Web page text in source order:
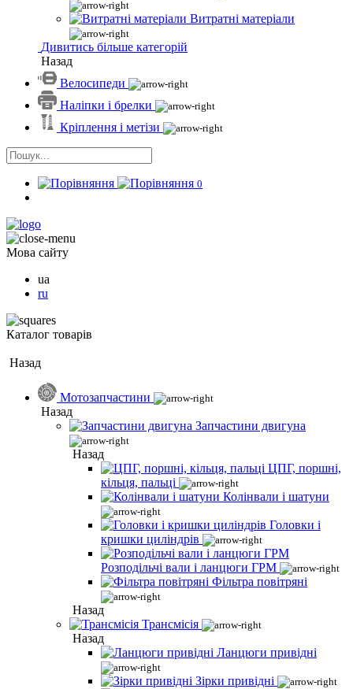
Витратні матеріали
Дивитись більше категорій
Назад
Велосипеди
Наліпки і брелки
Кріплення і метізи
0
Мова сайту
ua
ru
Каталог товарів
Назад
Мотозапчастини
Назад
Запчастини двигуна
Назад
ЦПГ, поршні,
кільця, пальці
Колінвали і шатуни
Головки і
кришки циліндрів
Розподільчі вали і ланцюги ГРМ
Фільтра повітряні
Назад
Трансмісія
Назад
Ланцюги привідні
Зірки привідні